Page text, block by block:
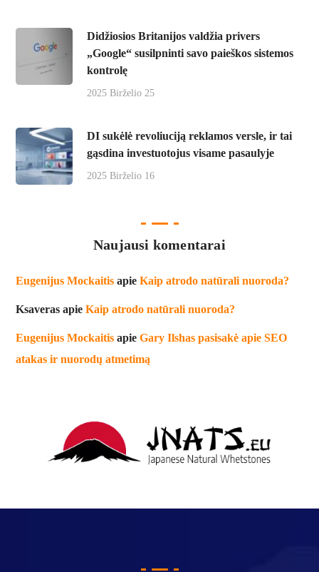
Didžiosios Britanijos valdžia privers
„Google“ susilpninti savo paieškos sistemos
kontrolę
2025 Birželio 25
DI sukėlė revoliuciją reklamos versle, ir tai
gąsdina investuotojus visame pasaulyje
2025 Birželio 16
Naujausi komentarai
Eugenijus Mockaitis apieKaip atrodo natūrali nuoroda?
Ksaveras apieKaip atrodo natūrali nuoroda?
Eugenijus Mockaitis apieGary Ilshas pasisakė apie SEO
atakas ir nuorodų atmetimą